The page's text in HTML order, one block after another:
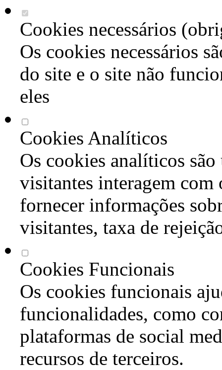
Cookies necessários
Os cookies necessários
do site e o site não
eles
Cookies Analíticos
Os cookies analíticos são
visitantes interagem com
fornecer informações
visitantes, taxa de
Cookies Funcionais
Os cookies funcionais
funcionalidades, como
plataformas de social
recursos de terceiros.